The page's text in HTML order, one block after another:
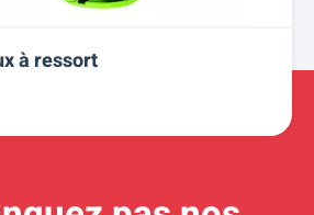
à ressort